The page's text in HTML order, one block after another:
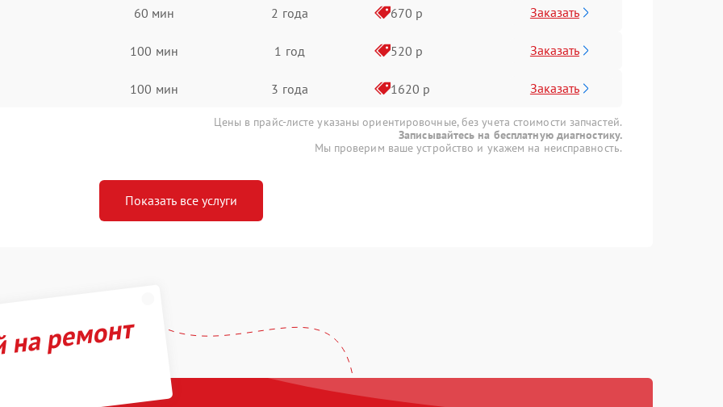
60 мин 2 года 670 р Заказать
100 мин 1 год 520 р Заказать
100 мин 3 года 1620 р Заказать
Цены в прайс-листе указаны ориентировочные, без учета стоимости запчастей.
Записывайтесь на бесплатную диагностику.
Мы проверим ваше устройство и укажем на неисправность.
Показать все услуги
ремонт